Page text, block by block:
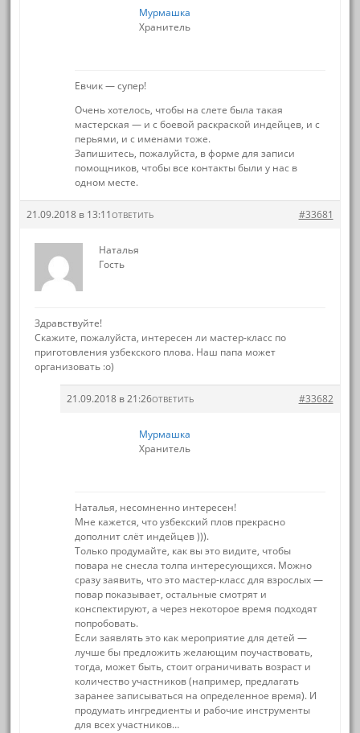
Мурмашка
Хранитель
Евчик — супер!
Очень хотелось, чтобы на слете была такая
мастерская — и с боевой раскраской индейцев, и с
перьями, и с именами тоже.
Запишитесь, пожалуйста, в форме для записи
помощников, чтобы все контакты были у нас в
одном месте.
21.09.2018 в 13:11 #33681
ОТВЕТИТЬ
Наталья
Гость
Здравствуйте!
Скажите, пожалуйста, интересен ли мастер-класс по
приготовления узбекского плова. Наш папа может
организовать :о)
21.09.2018 в 21:26 #33682
ОТВЕТИТЬ
Мурмашка
Хранитель
Наталья, несомненно интересен!
Мне кажется, что узбекский плов прекрасно
дополнит слёт индейцев ))).
Только продумайте, как вы это видите, чтобы
повара не снесла толпа интересующихся. Можно
сразу заявить, что это мастер-класс для взрослых —
повар показывает, остальные смотрят и
конспектируют, а через некоторое время подходят
попробовать.
Если заявлять это как мероприятие для детей —
лучше бы предложить желающим поучаствовать,
тогда, может быть, стоит ограничивать возраст и
количество участников (например, предлагать
заранее записываться на определенное время). И
продумать ингредиенты и рабочие инструменты
для всех участников…